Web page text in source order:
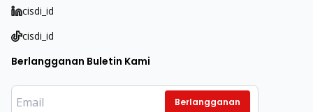
cisdi_id
cisdi_id
Berlangganan Buletin Kami
Berlangganan